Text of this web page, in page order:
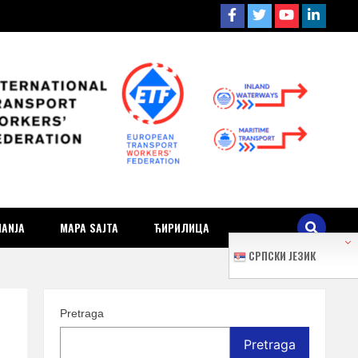
i
MAPA SAJTA ЋИРИЛИЦА
СРПСКИ ЈЕЗИК
Pretraga
Pretraga